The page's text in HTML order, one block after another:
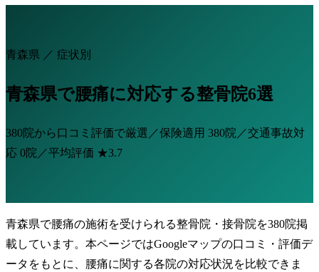
青森県 ／ 症状別
青森県で腰痛に対応する整骨院6選
380院から口コミ評価で厳選／保険適用 380院 ／交通事故対
応 0院 ／平均評価 ★3.7
青森県で腰痛の施術を受けられる整骨院・接骨院を380院掲
載しています。本ページではGoogleマップの口コミ・評価デ
ータをもとに、腰痛に関する各院の対応状況を比較できま